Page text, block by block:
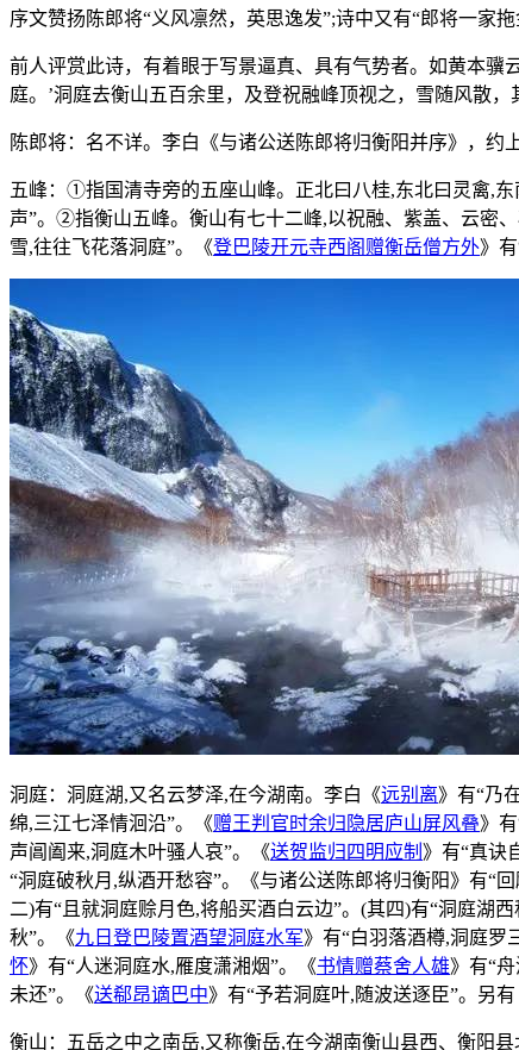
序文赞扬陈郎将“义风凛然，英思逸发”;诗中又有“郎将一家
前人评赏此诗，有着眼于写景逼真、具有气势者。如黄本骥
庭。’洞庭去衡山五百余里，及登祝融峰顶视之，雪随风散
陈郎将：名不详。李白《与诸公送陈郎将归衡阳并序》，约
五峰：①指国清寺旁的五座山峰。正北曰八桂,东北曰灵禽,
声”。②指衡山五峰。衡山有七十二峰,以祝融、紫盖、云密
雪,往往飞花落洞庭”。《登巴陵开元寺西阁赠衡岳僧方外》
洞庭：洞庭湖,又名云梦泽,在今湖南。李白《远别离》有“乃
绵,三江七泽情洄沿”。《赠王判官时余归隐居庐山屏风叠》
声阊阖来,洞庭木叶骚人哀”。《送贺监归四明应制 》有“真诀
“洞庭破秋月,纵酒开愁容”。《与诸公送陈郎将归衡阳》有“
二)有“且就洞庭赊月色,将船买酒白云边”。(其四)有“洞庭湖
秋”。《九日登巴陵置酒望洞庭水军》有“白羽落酒樽,洞庭罗
怀》有“人迷洞庭水,雁度潇湘烟”。《书情赠蔡舍人雄》有“
未还”。《送郗昂谪巴中》有“予若洞庭叶,随波送逐臣”。另有
衡山：五岳之中之南岳,又称衡岳,在今湖南衡山县西、衡阳县